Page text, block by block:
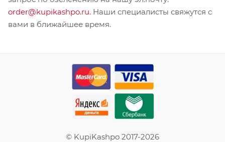
order@kupikashpo.ru. Наши специалисты свяжутся с
вами в ближайшее время.
© KupiKashpo 2017-2026